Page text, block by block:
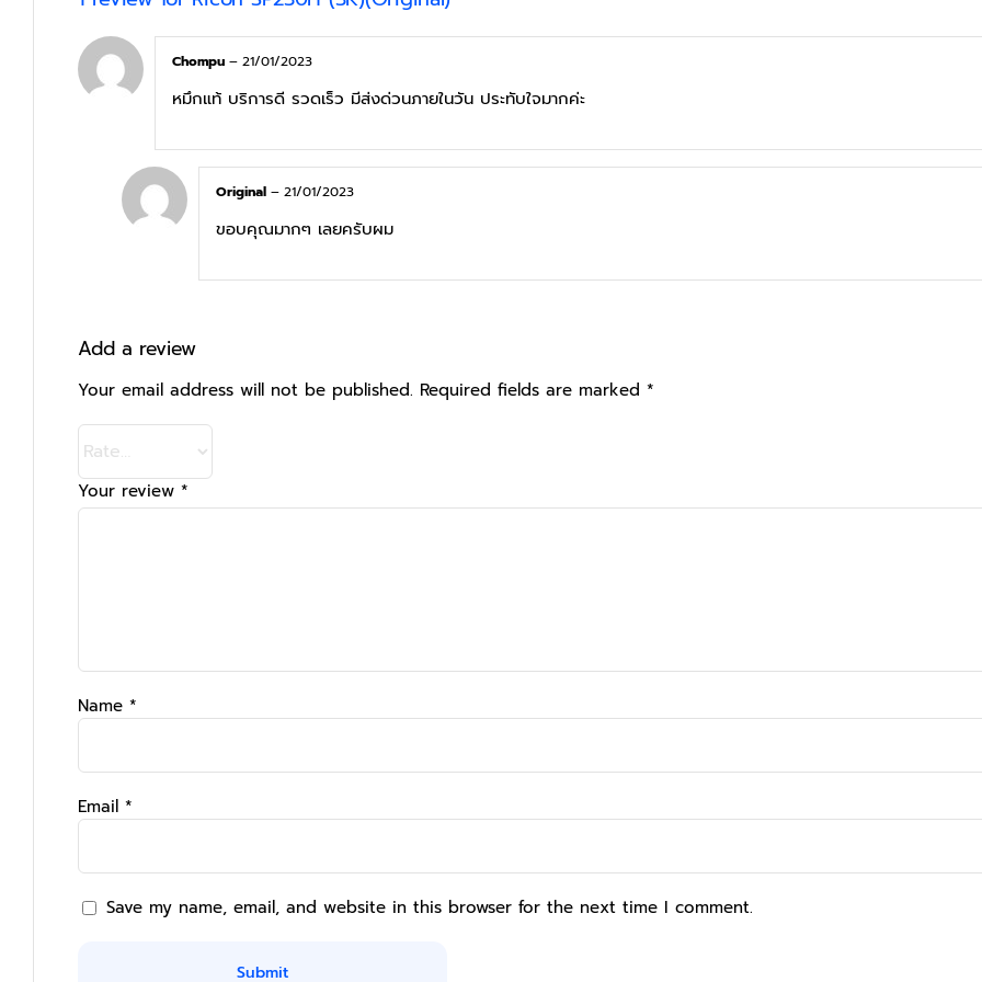
Chompu – 21/01/2023
หมึกแท้ บริการดี รวดเร็ว มีส่งด่วนภายในวัน ประทับใจมากค่ะ
Original – 21/01/2023
ขอบคุณมากๆ เลยครับผม
Add a review
Your email address will not be published. Required fields are marked *
Your review *
Name *
Email *
Save my name, email, and website in this browser for the next time I comment.